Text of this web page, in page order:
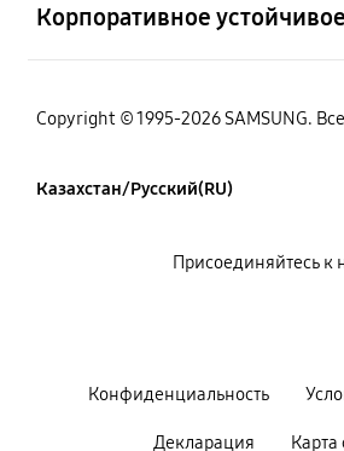
Корпоративное
Copyright © 1995-2026 SAMSUNG.
Казахстан/Русский(RU)
Конфиденциальность
Декларация Карта
Присоединяйтесь к